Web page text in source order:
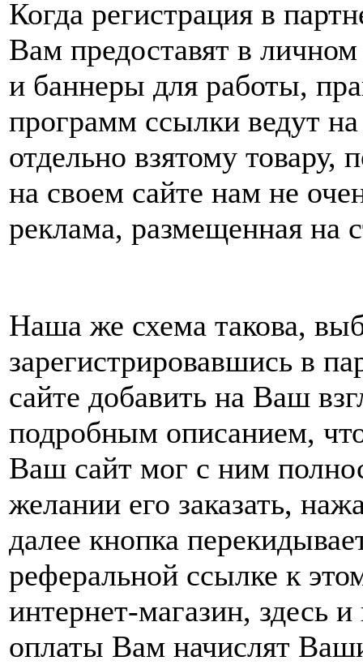
Когда регистрация в
Вам предоставят в
и баннеры для работы,
программ ссылки ведут
отдельно взятому товару,
на своем сайте нам не
реклама, размещенная на
Наша же схема такова,
зарегистрировавшись в
сайте добавить на Ваш
подробным описанием,
Ваш сайт мог с ним
желании его заказать,
далее кнопка
реферальной ссылке к
интернет-магазин, здесь
оплаты Вам начислят